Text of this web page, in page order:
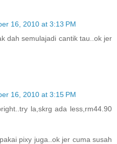
16, 2010 at 3:13 PM
dah semulajadi cantik tau..ok jer
16, 2010 at 3:15 PM
la,skrg ada less,rm44.90
pixy juga..ok jer cuma susah